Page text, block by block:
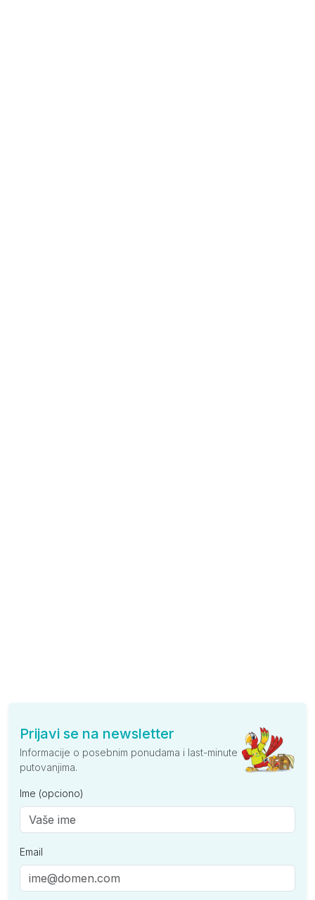
Prijavi se na newsletter
Informacije o posebnim ponudama i last-minute
putovanjima.
Ime (opciono)
Email